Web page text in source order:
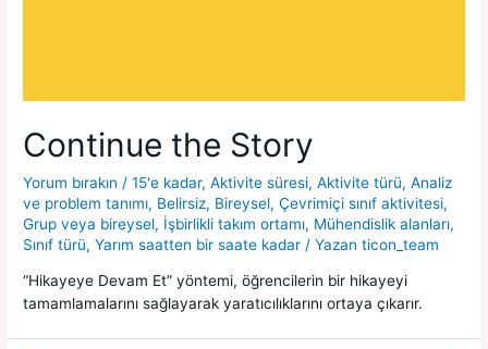
Continue the Story
Yorum bırakın /15'e kadar,Aktivite süresi,Aktivite türü,Analiz
ve problem tanımı, Belirsiz, Bireysel,Çevrimiçi sınıf aktivitesi,
Grup veya bireysel, İşbirlikli takım ortamı, Mühendislik alanları,
Sınıf türü,Yarım saatten bir saate kadar / Yazan ticon_team
“Hikayeye Devam Et” yöntemi, öğrencilerin bir hikayeyi
tamamlamalarını sağlayarak yaratıcılıklarını ortaya çıkarır.